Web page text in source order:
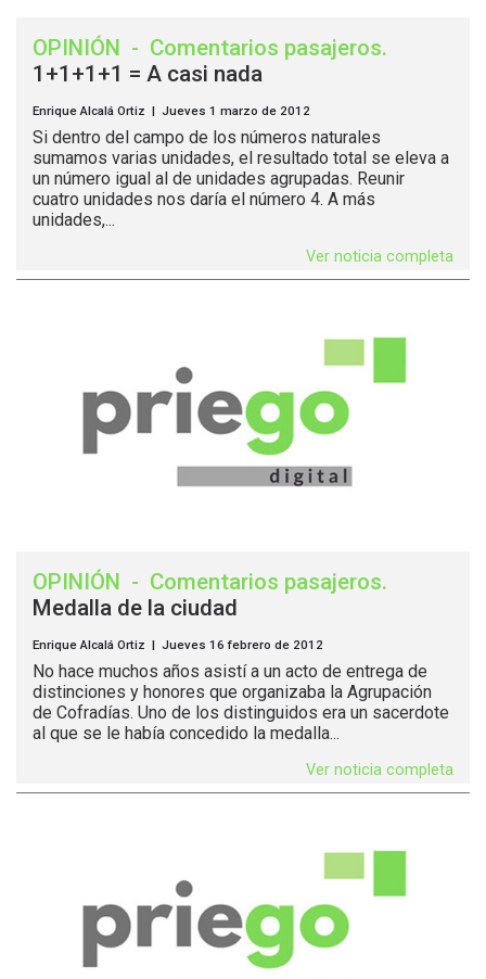
OPINIÓN - Comentarios pasajeros.
1+1+1+1 = A casi nada
Enrique Alcalá Ortiz | Jueves 1 marzo de 2012
Si dentro del campo de los números naturales
sumamos varias unidades, el resultado total se eleva a
un número igual al de unidades agrupadas. Reunir
cuatro unidades nos daría el número 4. A más
unidades,...
Ver noticia completa
OPINIÓN - Comentarios pasajeros.
Medalla de la ciudad
Enrique Alcalá Ortiz | Jueves 16 febrero de 2012
No hace muchos años asistí a un acto de entrega de
distinciones y honores que organizaba la Agrupación
de Cofradías. Uno de los distinguidos era un sacerdote
al que se le había concedido la medalla...
Ver noticia completa